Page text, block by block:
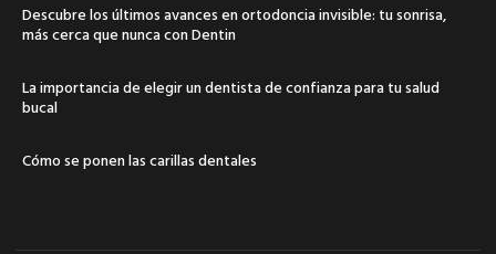
Descubre los últimos avances en ortodoncia invisible: tu sonrisa,
más cerca que nunca con Dentin
La importancia de elegir un dentista de confianza para tu salud
bucal
Cómo se ponen las carillas dentales